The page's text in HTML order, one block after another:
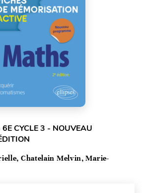
CYCLE 3 - NOUVEAU
Chatelain Melvin, Marie-